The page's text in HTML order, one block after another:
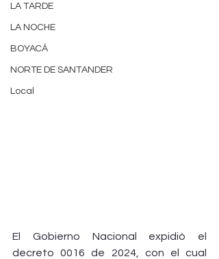
LA TARDE
LA NOCHE
BOYACÁ
NORTE DE SANTANDER
Local
El Gobierno Nacional expidió el
decreto 0016 de 2024, con el cual